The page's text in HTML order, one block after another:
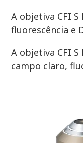
A objetiva CFI
fluorescência e
A objetiva CFI
campo claro,